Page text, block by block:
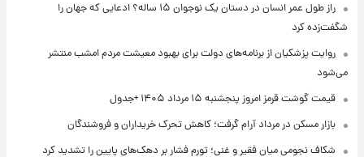
راز طول عمر انسان در دستان یک نوجوان ۱۵ ساله؟ ادعایی که جهان را
شگفت‌زده کرد
روایت پزشکیان از برنامه‌های دولت برای بهبود معیشت مردم امشب منتشر
می‌شود
قیمت گوشت قرمز امروز پنجشنبه ۱۵ مرداد ۱۴۰۵ +جدول
بازار مسکن در مرداد آرام گرفت؛ کاهش تحرک خریداران و فروشندگان
شکاف نجومی میان فقیر و غنی؛ تورم فشار بر دهک‌های پایین را تشدید کرد